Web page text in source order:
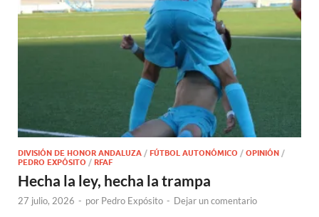
DIVISIÓN DE HONOR ANDALUZA / FÚTBOL AUTONÓMICO / OPINIÓN /
PEDRO EXPÓSITO / RFAF
Hecha la ley, hecha la trampa
27 julio, 2026 - por Pedro Expósito - Dejar un comentario